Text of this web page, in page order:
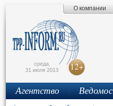
О компании
среда,
31 июля 2013
12+
Агентство